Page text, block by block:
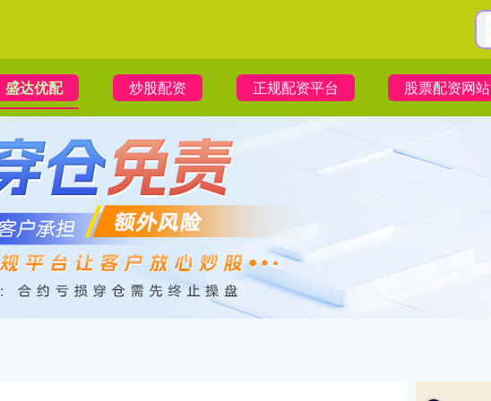
盛达优配 炒股配资 正规配资平台 股票配资网站